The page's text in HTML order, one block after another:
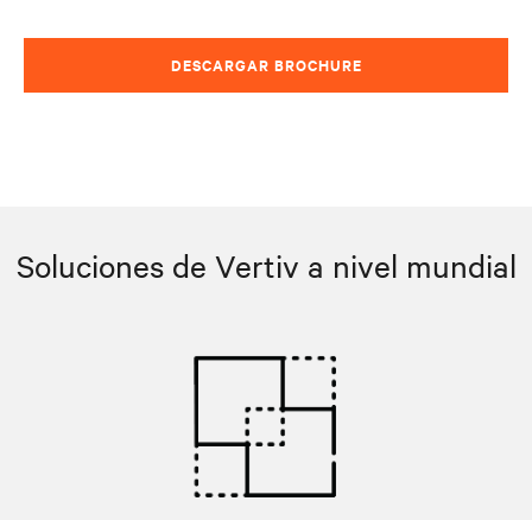
DESCARGAR BROCHURE
Soluciones de Vertiv a nivel mundial